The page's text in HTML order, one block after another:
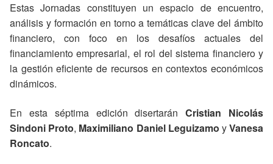
Estas Jornadas constituyen un espacio de encuentro,
análisis y formación en torno a temáticas clave del ámbito
financiero, con foco en los desafíos actuales del
financiamiento empresarial, el rol del sistema financiero y
la gestión eficiente de recursos en contextos económicos
dinámicos.
En esta séptima edición disertaránCristian Nicolás
Sindoni Proto, Maximiliano Daniel Leguizamo yVanesa
Roncato.